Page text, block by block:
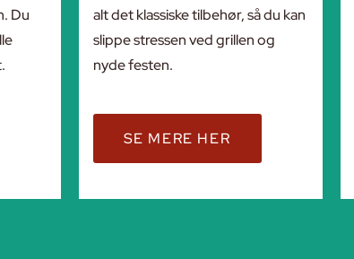
Du
alt det klassiske tilbehør, så du kan
slippe stressen ved grillen og
nyde festen.
SE MERE HER